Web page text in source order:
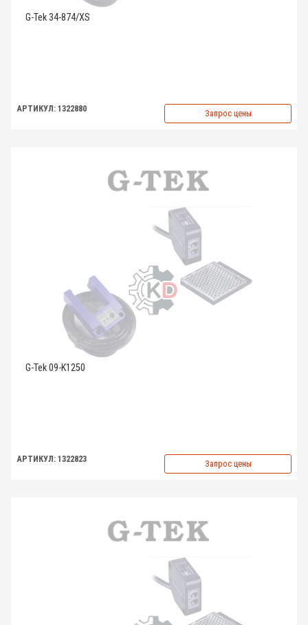
G-Tek 34-874/XS
АРТИКУЛ: 1322880 Запрос цены
G-Tek 09-K1250
АРТИКУЛ: 1322823 Запрос цены